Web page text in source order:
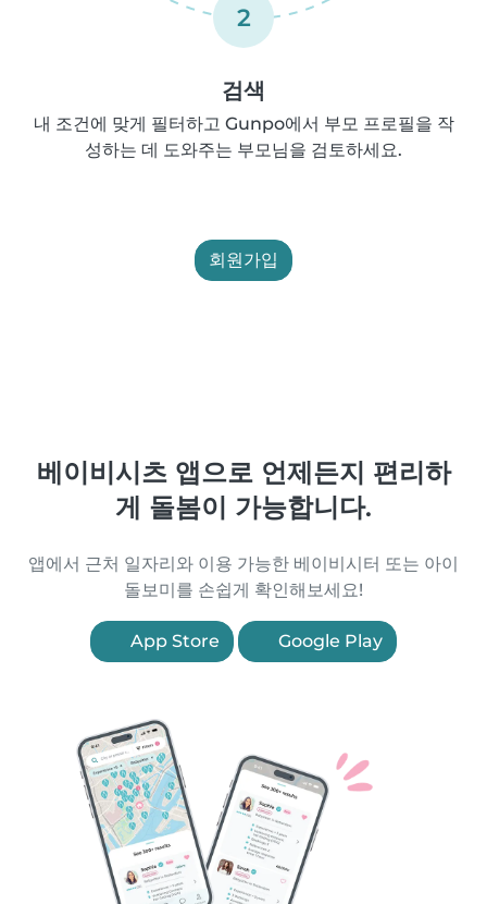
2
검색
내 조건에 맞게 필터하고 Gunpo에서 부모 프로필을 작
성하는 데 도와주는 부모님을 검토하세요.
회원가입
베이비시츠 앱으로 언제든지 편리하
게 돌봄이 가능합니다.
앱에서 근처 일자리와 이용 가능한 베이비시터 또는 아이
돌보미를 손쉽게 확인해보세요!
App Store Google Play